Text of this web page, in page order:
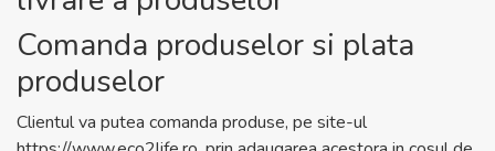
Comanda produselor si plata
produselor
Clientul va putea comanda produse, pe site-ul